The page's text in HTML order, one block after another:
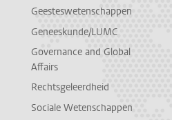
Geesteswetenschappen
Geneeskunde/LUMC
Governance and Global
Affairs
Rechtsgeleerdheid
Sociale Wetenschappen